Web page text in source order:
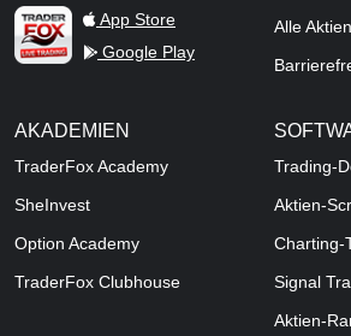
TraderFox Live Trading
App Store
Google Play
Alle Aktien
AKADEMIEN
TraderFox Academy
SheInvest
Option Academy
TraderFox Clubhouse
Trading-
Aktien-
Charting-
Signal
Aktien-